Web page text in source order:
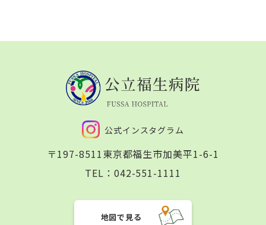
公式インスタグラム
〒197-8511東京都福生市加美平1-6-1
TEL： 042-551-1111
地図で見る